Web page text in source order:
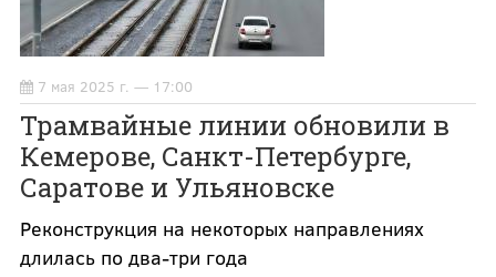
7 мая 2025 г. — 17:00
Трамвайные линии обновили в
Кемерове, Санкт-Петербурге,
Саратове и Ульяновске
Реконструкция на некоторых направлениях
длилась по два-три года